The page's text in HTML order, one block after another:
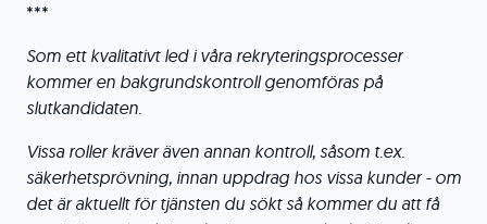
***
Som ett kvalitativt led i våra rekryteringsprocesser
kommer en bakgrundskontroll genomföras på
slutkandidaten.
Vissa roller kräver även annan kontroll, såsom t.ex.
säkerhetsprövning, innan uppdrag hos vissa kunder - om
det är aktuellt för tjänsten du sökt så kommer du att få